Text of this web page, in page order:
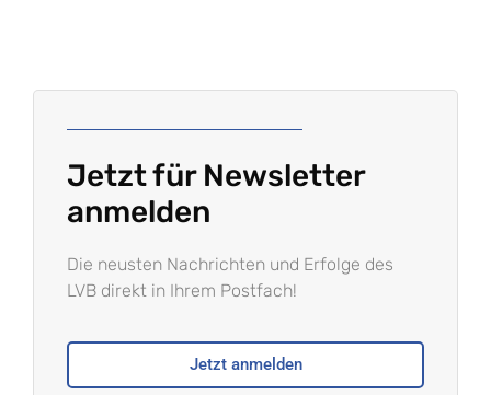
Jetzt für Newsletter
anmelden
Die neusten Nachrichten und Erfolge des
LVB direkt in Ihrem Postfach!
Jetzt anmelden